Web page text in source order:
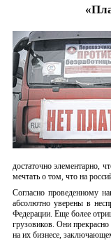
достаточно элементарно,
мечтать о том, что на
Согласно проведенному
абсолютно уверены в
Федерации. Еще более
грузовиков. Они
на их бизнесе,